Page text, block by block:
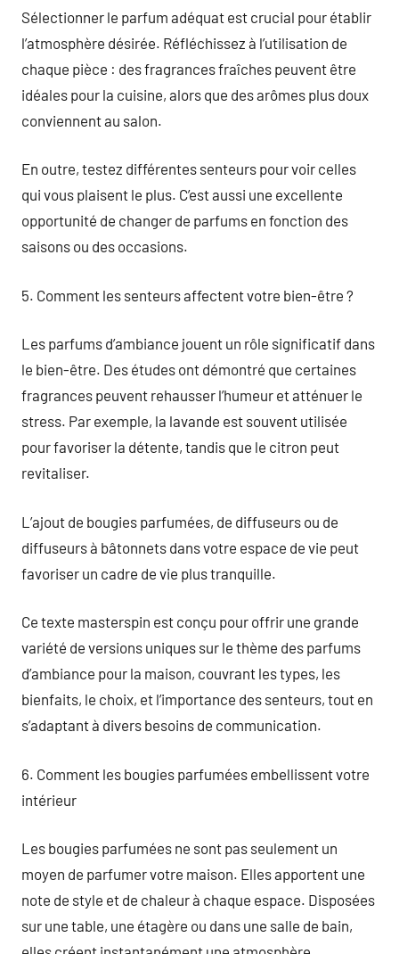
Sélectionner le parfum adéquat est crucial pour établir
l’atmosphère désirée. Réfléchissez à l’utilisation de
chaque pièce : des fragrances fraîches peuvent être
idéales pour la cuisine, alors que des arômes plus doux
conviennent au salon.
En outre, testez différentes senteurs pour voir celles
qui vous plaisent le plus. C’est aussi une excellente
opportunité de changer de parfums en fonction des
saisons ou des occasions.
5. Comment les senteurs affectent votre bien-être ?
Les parfums d’ambiance jouent un rôle significatif dans
le bien-être. Des études ont démontré que certaines
fragrances peuvent rehausser l’humeur et atténuer le
stress. Par exemple, la lavande est souvent utilisée
pour favoriser la détente, tandis que le citron peut
revitaliser.
L’ajout de bougies parfumées, de diffuseurs ou de
diffuseurs à bâtonnets dans votre espace de vie peut
favoriser un cadre de vie plus tranquille.
Ce texte masterspin est conçu pour offrir une grande
variété de versions uniques sur le thème des parfums
d’ambiance pour la maison, couvrant les types, les
bienfaits, le choix, et l’importance des senteurs, tout en
s’adaptant à divers besoins de communication.
6. Comment les bougies parfumées embellissent votre
intérieur
Les bougies parfumées ne sont pas seulement un
moyen de parfumer votre maison. Elles apportent une
note de style et de chaleur à chaque espace. Disposées
sur une table, une étagère ou dans une salle de bain,